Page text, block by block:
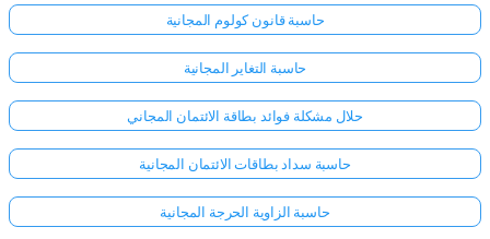
حاسبة قانون كولوم المجانية
حاسبة التغاير المجانية
حلال مشكلة فوائد بطاقة الائتمان المجاني
حاسبة سداد بطاقات الائتمان المجانية
حاسبة الزاوية الحرجة المجانية